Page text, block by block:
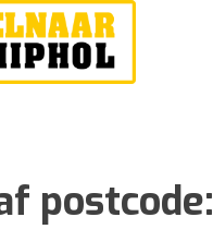
postcode: